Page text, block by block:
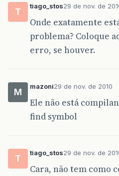
T
tiago_stos29 de nov. de
Onde exatamente
problema? Coloque
erro, se houver.
M
mazoni29 de nov. de 2010
Ele não está
find symbol
T
tiago_stos29 de nov. de
Cara, não tem como